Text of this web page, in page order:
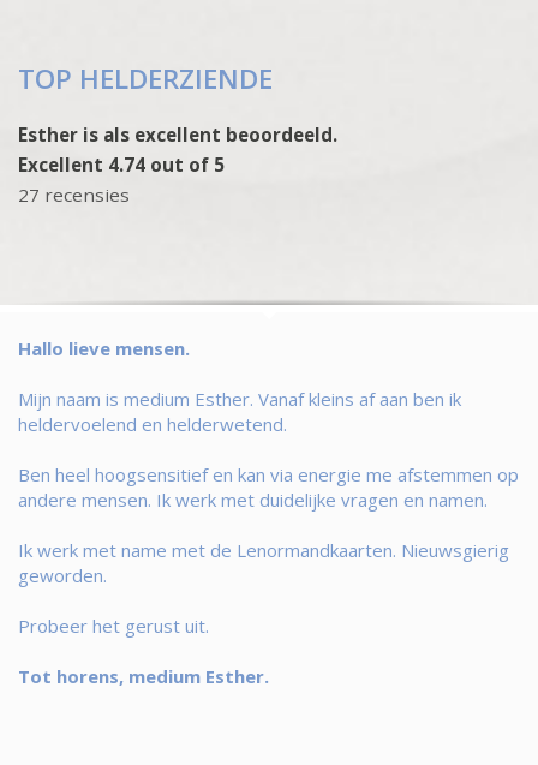
TOP HELDERZIENDE
Esther is als excellent beoordeeld.
Excellent 4.74 out of 5
27 recensies
Hallo lieve mensen.
Mijn naam is medium Esther. Vanaf kleins af aan ben ik
heldervoelend en helderwetend.
Ben heel hoogsensitief en kan via energie me afstemmen op
andere mensen. Ik werk met duidelijke vragen en namen.
Ik werk met name met de Lenormandkaarten. Nieuwsgierig
geworden.
Probeer het gerust uit.
Tot horens, medium Esther.